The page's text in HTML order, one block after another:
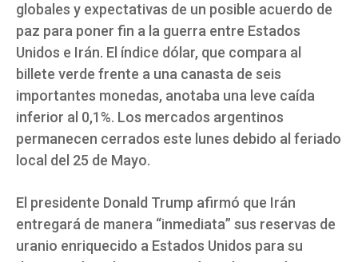
globales y expectativas de un posible acuerdo de
paz para poner fin a la guerra entre Estados
Unidos e Irán. El índice dólar, que compara al
billete verde frente a una canasta de seis
importantes monedas, anotaba una leve caída
inferior al 0,1%. Los mercados argentinos
permanecen cerrados este lunes debido al feriado
local del 25 de Mayo.
El presidente Donald Trump afirmó que Irán
entregará de manera “inmediata” sus reservas de
uranio enriquecido a Estados Unidos para su